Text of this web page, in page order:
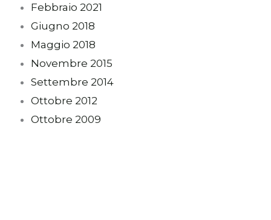
Febbraio 2021
Giugno 2018
Maggio 2018
Novembre 2015
Settembre 2014
Ottobre 2012
Ottobre 2009